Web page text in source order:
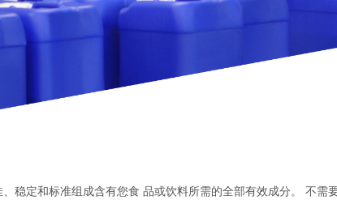
稳定和标准组成含有您食 品或饮料所需的全部有效成分。 不